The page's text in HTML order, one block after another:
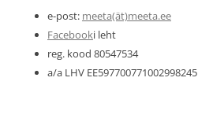
e-post: meeta(ät)meeta.ee
Facebooki leht
reg. kood 80547534
a/a LHV EE597700771002998245